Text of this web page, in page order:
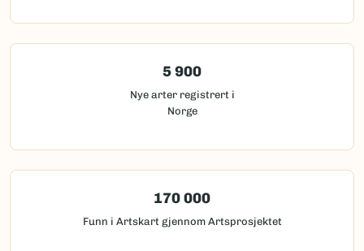
5 900
Nye arter registrert i
Norge
170 000
Funn i Artskart gjennom Artsprosjektet